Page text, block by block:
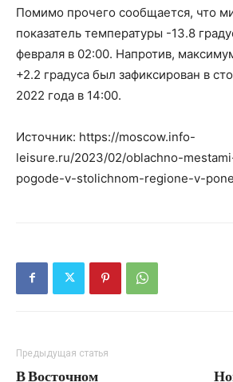
Помимо прочего сообщается, что
показатель температуры -13.8
февраля в 02:00. Напротив,
+2.2 градуса был зафиксирован в
2022 года в 14:00.
Источник: https://moscow.info-
leisure.ru/2023/02/oblachno-
pogode-v-stolichnom-regione-v-
Предыдущая статья
В Восточном